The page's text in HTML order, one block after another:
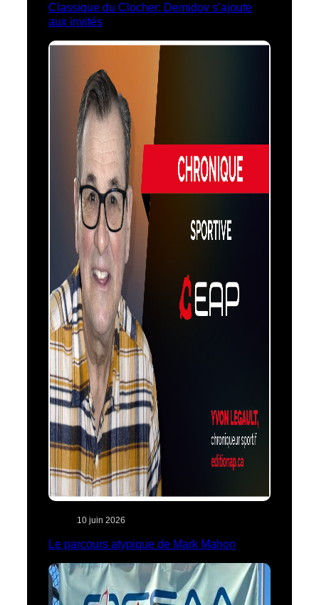
Classique du Clocher: Demidov s’ajoute
aux invités
10 juin 2026
Le parcours atypique de Mark Mahon